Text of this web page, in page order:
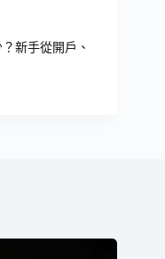
新手從開戶、